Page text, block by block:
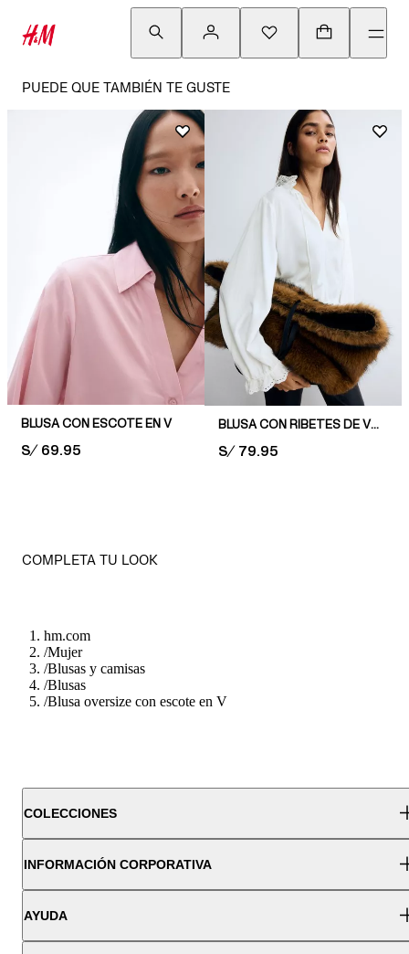
PUEDE QUE TAMBIÉN TE GUSTE
BLUSA CON ESCOTE EN V
PRICE:
S/ 69.95
BLUSA CON RIBETES DE VOLANTE
PRICE:
S/ 79.95
COMPLETA TU LOOK
hm.com
/Mujer
/Blusas y camisas
/Blusas
/Blusa oversize con escote en V
COLECCIONES
INFORMACIÓN CORPORATIVA
AYUDA